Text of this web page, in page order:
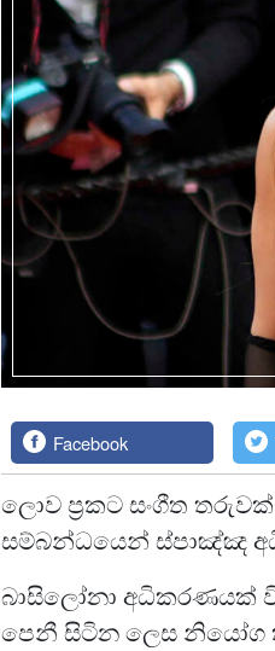
Facebook
ලොව ප්‍රකට සංගීත
සම්බන්ධයෙන් ස්පාඤ්ඤ
බාසිලෝනා අධිකරණයක්
පෙනී සිටින ලෙස නියෝග